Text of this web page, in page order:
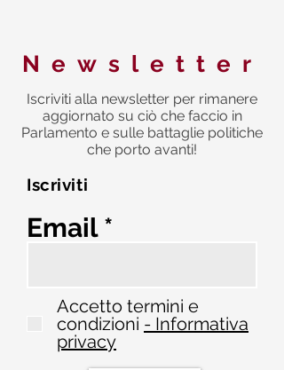
Newsletter
Iscriviti alla newsletter per rimanere
aggiornato su ciò che faccio in
Parlamento e sulle battaglie politiche
che porto avanti!
Iscriviti
Email
Accetto termini e
condizioni - Informativa
privacy